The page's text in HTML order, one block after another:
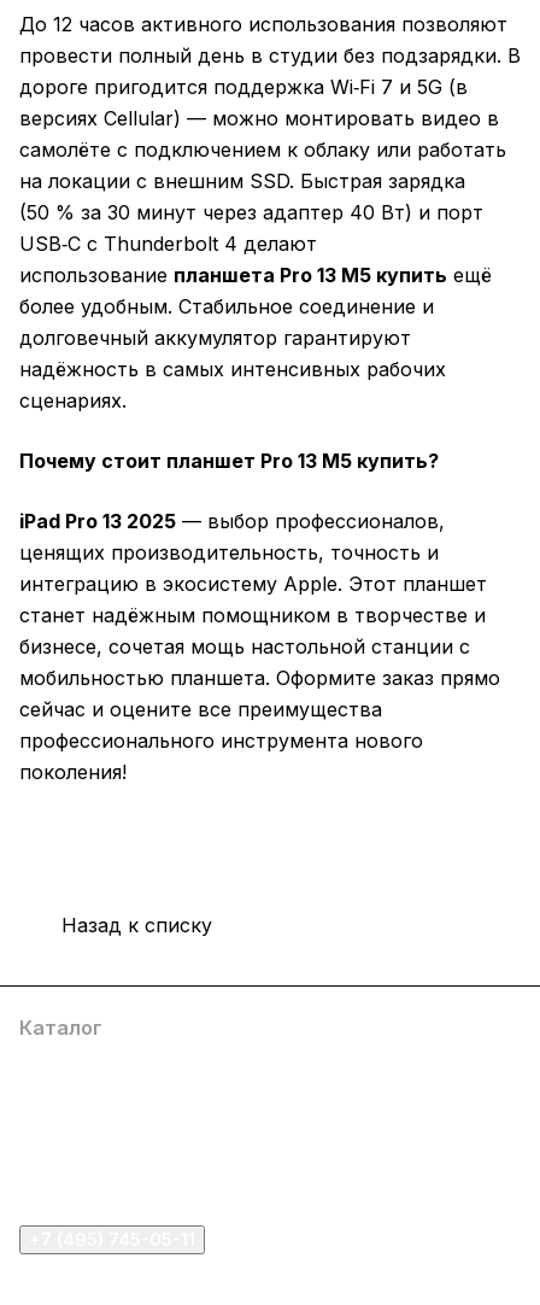
До 12 часов активного использования позволяют
провести полный день в студии без подзарядки. В
дороге пригодится поддержка Wi‑Fi 7 и 5G (в
версиях Cellular) — можно монтировать видео в
самолёте с подключением к облаку или работать
на локации с внешним SSD. Быстрая зарядка
(50 % за 30 минут через адаптер 40 Вт) и порт
USB‑C с Thunderbolt 4 делают
использование планшета Pro 13 M5 купить ещё
более удобным. Стабильное соединение и
долговечный аккумулятор гарантируют
надёжность в самых интенсивных рабочих
сценариях.
Почему стоит планшет Pro 13 M5 купить?
iPad Pro 13 2025 — выбор профессионалов,
ценящих производительность, точность и
интеграцию в экосистему Apple. Этот планшет
станет надёжным помощником в творчестве и
бизнесе, сочетая мощь настольной станции с
мобильностью планшета. Оформите заказ прямо
сейчас и оцените все преимущества
профессионального инструмента нового
поколения!
Назад к списку
Каталог